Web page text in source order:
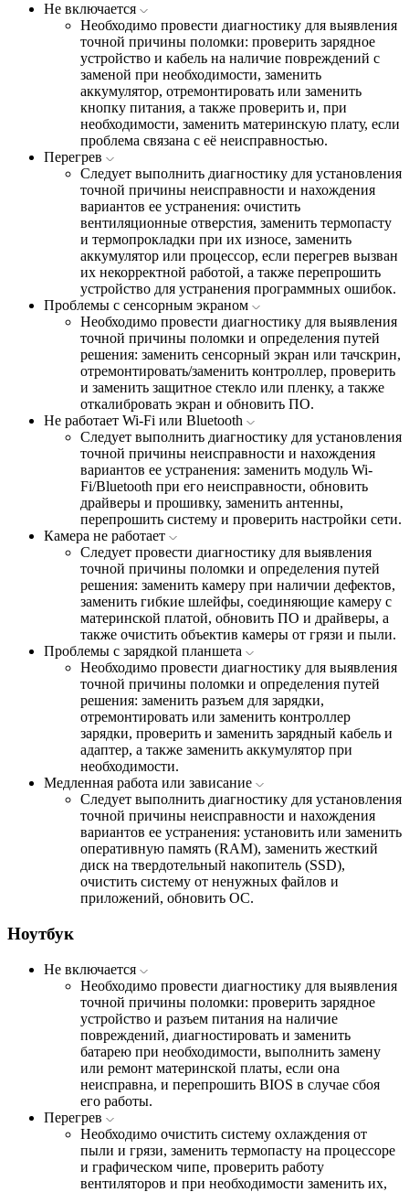
Не включается
Необходимо провести диагностику для выявления
точной причины поломки: проверить зарядное
устройство и кабель на наличие повреждений с
заменой при необходимости, заменить
аккумулятор, отремонтировать или заменить
кнопку питания, а также проверить и, при
необходимости, заменить материнскую плату, если
проблема связана с её неисправностью.
Перегрев
Следует выполнить диагностику для установления
точной причины неисправности и нахождения
вариантов ее устранения: очистить
вентиляционные отверстия, заменить термопасту
и термопрокладки при их износе, заменить
аккумулятор или процессор, если перегрев вызван
их некорректной работой, а также перепрошить
устройство для устранения программных ошибок.
Проблемы с сенсорным экраном
Необходимо провести диагностику для выявления
точной причины поломки и определения путей
решения: заменить сенсорный экран или тачскрин,
отремонтировать/заменить контроллер, проверить
и заменить защитное стекло или пленку, а также
откалибровать экран и обновить ПО.
Не работает Wi-Fi или Bluetooth
Следует выполнить диагностику для установления
точной причины неисправности и нахождения
вариантов ее устранения: заменить модуль Wi-
Fi/Bluetooth при его неисправности, обновить
драйверы и прошивку, заменить антенны,
перепрошить систему и проверить настройки сети.
Камера не работает
Следует провести диагностику для выявления
точной причины поломки и определения путей
решения: заменить камеру при наличии дефектов,
заменить гибкие шлейфы, соединяющие камеру с
материнской платой, обновить ПО и драйверы, а
также очистить объектив камеры от грязи и пыли.
Проблемы с зарядкой планшета
Необходимо провести диагностику для выявления
точной причины поломки и определения путей
решения: заменить разъем для зарядки,
отремонтировать или заменить контроллер
зарядки, проверить и заменить зарядный кабель и
адаптер, а также заменить аккумулятор при
необходимости.
Медленная работа или зависание
Следует выполнить диагностику для установления
точной причины неисправности и нахождения
вариантов ее устранения: установить или заменить
оперативную память (RAM), заменить жесткий
диск на твердотельный накопитель (SSD),
очистить систему от ненужных файлов и
приложений, обновить ОС.
Ноутбук
Не включается
Необходимо провести диагностику для выявления
точной причины поломки: проверить зарядное
устройство и разъем питания на наличие
повреждений, диагностировать и заменить
батарею при необходимости, выполнить замену
или ремонт материнской платы, если она
неисправна, и перепрошить BIOS в случае сбоя
его работы.
Перегрев
Необходимо очистить систему охлаждения от
пыли и грязи, заменить термопасту на процессоре
и графическом чипе, проверить работу
вентиляторов и при необходимости заменить их,